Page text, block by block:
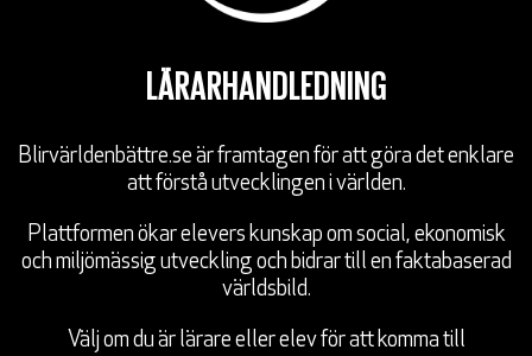
Blir världen bättre? Kunskapsspel om läget i världen
Lärarhandledning: Blir världen bättre?
Målkompassen: kunskapsspel om Globala målen
Bli målmedveten: quiz med personliga tips
LÄRARHANDLEDNING
Blirvärldenbättre.se är framtagen för att göra det enklare
att förstå utvecklingen i världen.
Plattformen ökar elevers kunskap om social, ekonomisk
och miljömässig utveckling och bidrar till en faktabaserad
världsbild.
Välj om du är lärare eller elev för att komma till